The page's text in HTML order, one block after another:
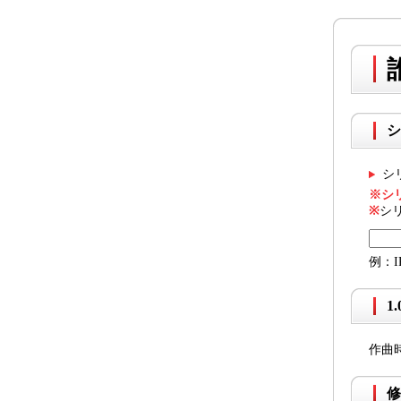
シ
※シ
※シ
例：
作曲